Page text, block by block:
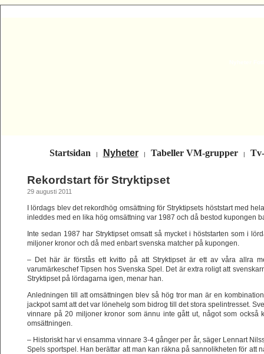
Startsidan | Nyheter| Tabeller VM-grupper|
Rekordstart för Stryktipset
29 augusti 2011
I lördags blev det rekordhög omsättning för Stryktipsets höststart med
inleddes med en lika hög omsättning var 1987 och då bestod kupongen
Inte sedan 1987 har Stryktipset omsatt så mycket i höststarten som i
miljoner kronor och då med enbart svenska matcher på kupongen.
– Det här är förstås ett kvitto på att Stryktipset är ett av våra allra
varumärkeschef Tipsen hos Svenska Spel. Det är extra roligt att
Stryktipset på lördagarna igen, menar han.
Anledningen till att omsättningen blev så hög tror man är en
jackpot samt att det var lönehelg som bidrog till det stora spelintresset.
vinnare på 20 miljoner kronor som ännu inte gått ut, något som också
omsättningen.
– Historiskt har vi ensamma vinnare 3-4 gånger per år, säger Lennart
Spels sportspel. Han berättar att man kan räkna på sannolikheten för att